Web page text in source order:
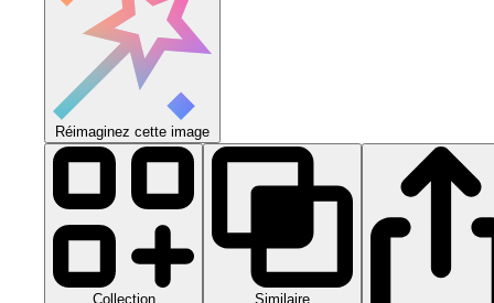
Réimaginez cette image
Collection Similaire